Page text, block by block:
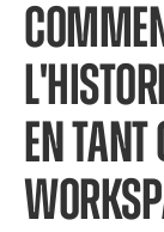
EN